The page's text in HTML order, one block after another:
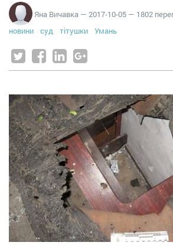
Яна Вичавка — 2017-10-05 — 1802
новини
суд тітушки Умань